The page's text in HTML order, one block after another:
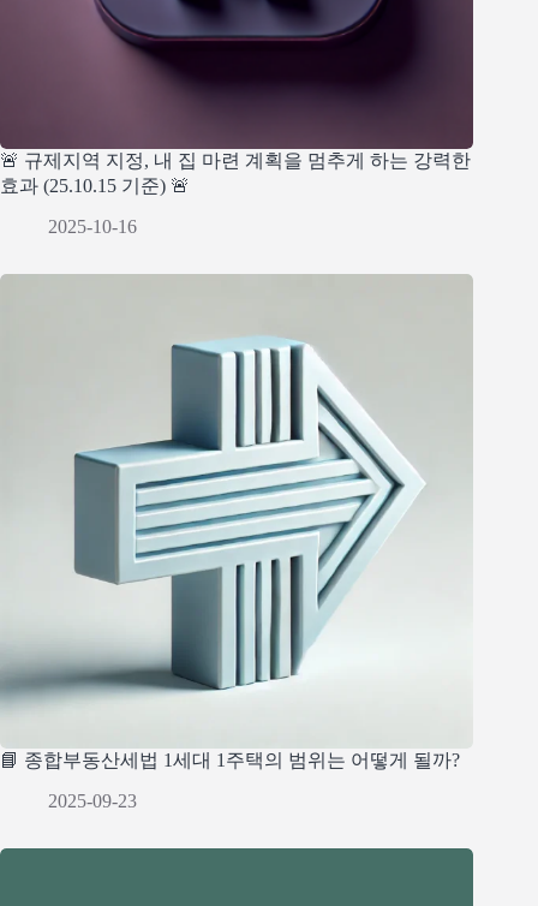
🚨 규제지역 지정, 내 집 마련 계획을 멈추게 하는 강력한
효과 (25.10.15 기준) 🚨
2025-10-16
📘 종합부동산세법 1세대 1주택의 범위는 어떻게 될까?
2025-09-23